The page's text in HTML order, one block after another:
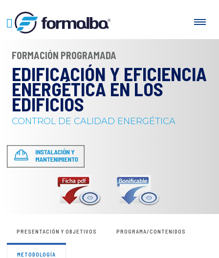
FORMACIÓN PROGRAMADA
EDIFICACIÓN Y EFICIENCIA
ENERGÉTICA EN LOS
EDIFICIOS
CONTROL DE CALIDAD ENERGÉTICA
PRESENTACIÓN Y OBJETIVOS PROGRAMA/CONTENIDOS
METODOLOGÍA